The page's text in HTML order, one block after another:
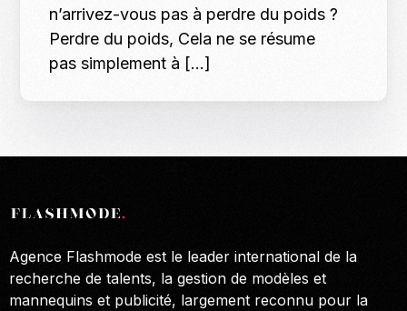
n’arrivez-vous pas à perdre du poids ?
Perdre du poids, Cela ne se résume
pas simplement à […]
Agence Flashmode est le leader international de la
recherche de talents, la gestion de modèles et
mannequins et publicité, largement reconnu pour la